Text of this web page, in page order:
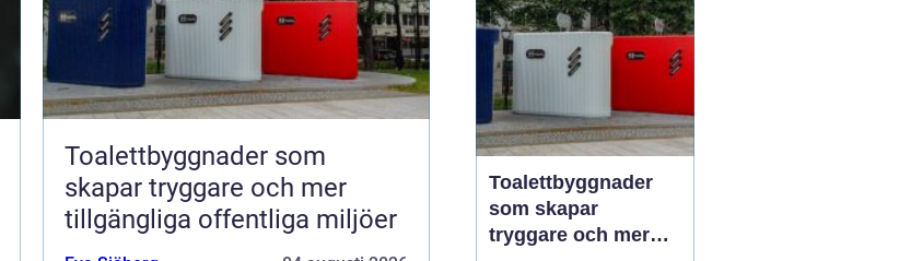
Toalettbyggnader som
skapar tryggare och mer
tillgängliga offentliga miljöer
Toalettbyggnader
som skapar
tryggare och mer